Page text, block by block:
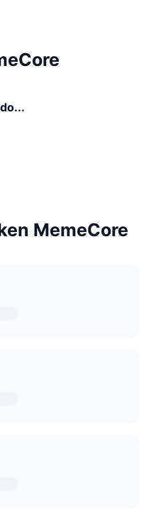
MemeCore